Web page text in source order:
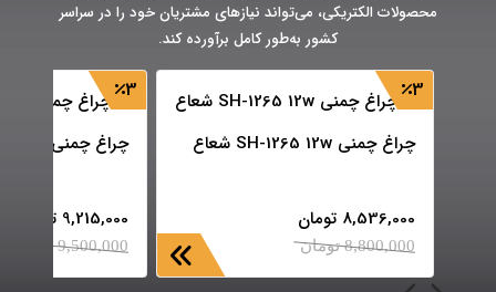
محصولات الکتریکی، می‌تواند نیازهای مشتریان خود را در سراسر
کشور به‌طور کامل برآورده کند.
3
چراغ چمنی SH-1265 12w شعاع
8,536,000 تومان
8,800,000 تومان
3
چراغ چمنی SH-1268 12w شعاع
9,215,000 تومان
9,500,000